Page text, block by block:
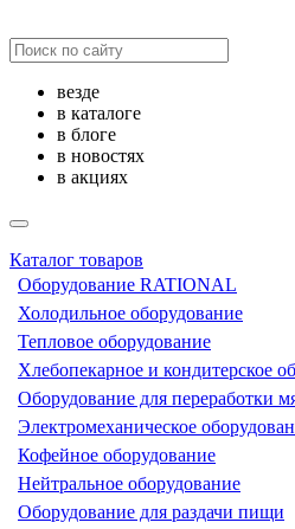
везде
в каталоге
в блоге
в новостях
в акциях
Каталог товаров
Оборудование RATIONAL
Холодильное оборудование
Тепловое оборудование
Хлебопекарное и кондитерское
Оборудование для переработки
Электромеханическое
Кофейное оборудование
Нейтральное оборудование
Оборудование для раздачи пищи